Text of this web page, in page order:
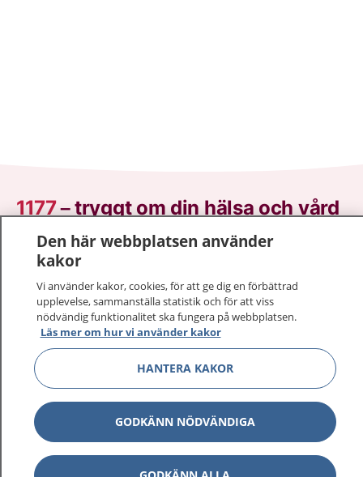
1177–tryggt om din hälsa och vård
På 1177.se får du råd om hälsa och information om
sjukdomar och vilka mottagningar du kan kontakta.
Logga in för att läsa din journal och göra dina
vårdärenden. Ring telefonnummer 1177 för
sjukvårdsrådgivning dygnet runt.
1177 ger dig råd när du vill må bättre.
1177 på flera språk Visa
Den här webbplatsen använder
kakor
Vi använder kakor, cookies, för att ge dig en förbättrad
upplevelse, sammanställa statistik och för att viss
nödvändig funktionalitet ska fungera på webbplatsen.
Läs mer om hur vi använder kakor
HANTERA KAKOR
GODKÄNN NÖDVÄNDIGA